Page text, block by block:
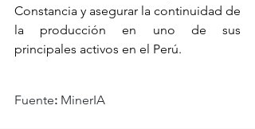
Constancia y asegurar la continuidad de
la producción en uno de sus
principales activos en el Perú.
Fuente: MinerIA